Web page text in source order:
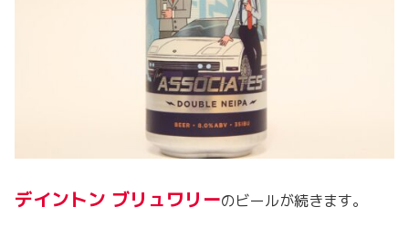
デイントン ブリュワリーのビールが続きます。